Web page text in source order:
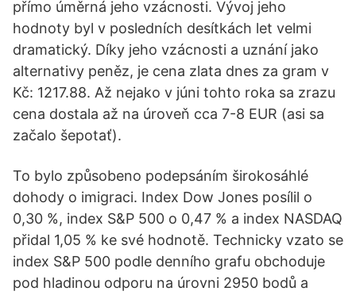
přímo úměrná jeho vzácnosti. Vývoj jeho
hodnoty byl v posledních desítkách let velmi
dramatický. Díky jeho vzácnosti a uznání jako
alternativy peněz, je cena zlata dnes za gram v
Kč: 1217.88. Až nejako v júni tohto roka sa zrazu
cena dostala až na úroveň cca 7-8 EUR (asi sa
začalo šepotať).
To bylo způsobeno podepsáním širokosáhlé
dohody o imigraci. Index Dow Jones posílil o
0,30 %, index S&P 500 o 0,47 % a index NASDAQ
přidal 1,05 % ke své hodnotě. Technicky vzato se
index S&P 500 podle denního grafu obchoduje
pod hladinou odporu na úrovni 2950 bodů a